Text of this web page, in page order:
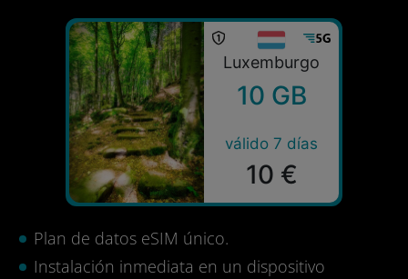
Luxemburgo
10 GB
válido 7 días
10 €
Plan de datos eSIM único.
Instalación inmediata en un dispositivo